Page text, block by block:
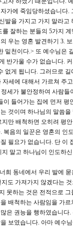
가에 죽임당하셨습니다.
발을 가지고 가지 말라고
잘하는 분들의 5가지
우는 영혼 발견하기 3.
밑천이다.> 또 예수님은
반가울 수가 없습니다.
없게 됩니다. 그러므로
세에 대해서 가르쳐 주
세가 불안정하여 사람들
들어가는 집에 먼저 평
것이며 하나님의 말씀을
만 배척하면 오히려 평
음의 일꾼은 영혼의 인
필요가 없습니다. 단 이
말고 하나님이 인도하
희 동네에서 우리 발에
도 가져가지 않겠다는
못하는 것은 전적으로
배척하는 사람임을 가르
은 권능을 행하였습니다
보였습니다. 아마 예수